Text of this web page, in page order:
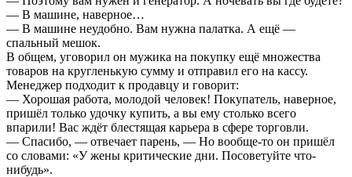
— В машине, наверное…
— В машине неудобно. Вам нужна палатка. А ещё —
спальный мешок.
В общем, уговорил он мужика на покупку ещё множества
товаров на кругленькую сумму и отправил его на кассу.
Менеджер подходит к продавцу и говорит:
— Хорошая работа, молодой человек! Покупатель, наверное,
пришёл только удочку купить, а вы ему столько всего
впарили! Вас ждёт блестящая карьера в сфере торговли.
— Спасибо, — отвечает парень, — Но вообще-то он пришёл
со словами: «У жены критические дни. Посоветуйте что-
нибудь».